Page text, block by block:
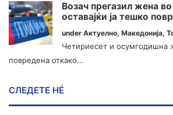
Возач прегазил жена
оставајќи ја тешко
under Актуелно, Македонија,
Четириесет и осумгодишна
повредена откако...
СЛЕДЕТЕ НÉ